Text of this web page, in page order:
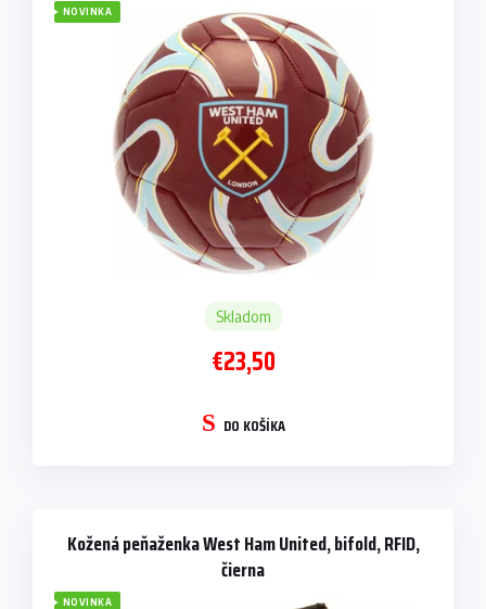
NOVINKA
Skladom
€23,50
DO KOŠÍKA
Kožená peňaženka West Ham United, bifold, RFID,
čierna
NOVINKA